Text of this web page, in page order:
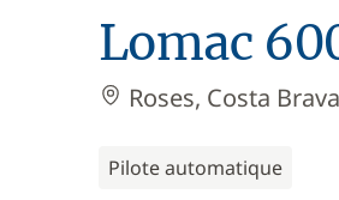
Lomac
Roses, Costa
Pilote automatique